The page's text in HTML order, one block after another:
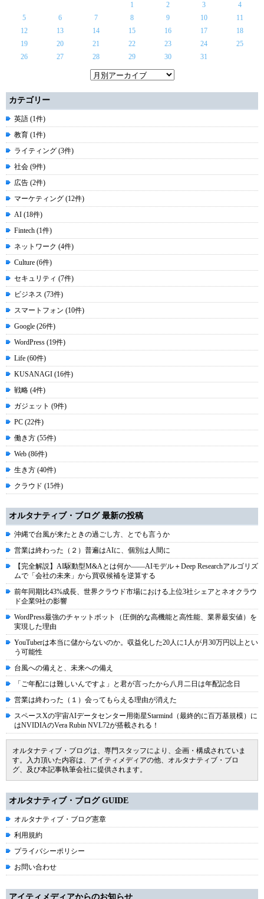
1
2 3
4
5
6 7 8 9 10
11
12
13 14 15 16 17
18
19
20 21 22 23 24
25
26
27 28 29 30 31
カテゴリー
英語 (1件)
教育 (1件)
ライティング (3件)
社会 (9件)
広告 (2件)
マーケティング (12件)
AI (18件)
Fintech (1件)
ネットワーク (4件)
Culture (6件)
セキュリティ (7件)
ビジネス (73件)
スマートフォン (10件)
Google (26件)
WordPress (19件)
Life (60件)
KUSANAGI (16件)
戦略 (4件)
ガジェット (9件)
PC (22件)
働き方 (55件)
Web (86件)
生き方 (40件)
クラウド (15件)
オルタナティブ・ブログ 最新の投稿
沖縄で台風が来たときの過ごし方、とでも言うか
営業は終わった（２）普遍はAIに、個別は人間に
【完全解説】AI駆動型M&Aとは何か――AIモデル＋Deep Researchアルゴリズ
ムで「会社の未来」から買収候補を逆算する
前年同期比43%成長、世界クラウド市場における上位3社シェアとネオクラウ
ド企業9社の影響
WordPress最強のチャットボット（圧倒的な高機能と高性能、業界最安値）を
実現した理由
YouTuberは本当に儲からないのか。収益化した20人に1人が月30万円以上とい
う可能性
台風への備えと、未来への備え
「ご年配には難しいんですよ」と君が言ったから八月二日は年配記念日
営業は終わった（１）会ってもらえる理由が消えた
スペースXの宇宙AIデータセンター用衛星Starmind（最終的に百万基規模）に
はNVIDIAのVera Rubin NVL72が搭載される！
オルタナティブ・ブログは、専門スタッフにより、企画・構成されていま
す。入力頂いた内容は、アイティメディアの他、オルタナティブ・ブロ
グ、及び本記事執筆会社に提供されます。
オルタナティブ・ブログ GUIDE
オルタナティブ・ブログ憲章
利用規約
プライバシーポリシー
お問い合わせ
アイティメディアからのお知らせ